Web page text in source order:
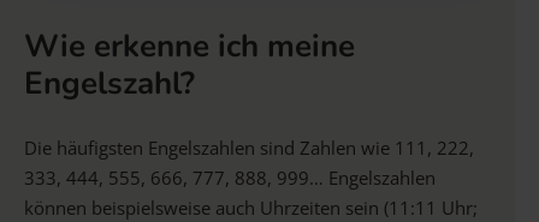
Wie erkenne ich meine
Engelszahl?
Die häufigsten Engelszahlen sind Zahlen wie 111, 222,
333, 444, 555, 666, 777, 888, 999… Engelszahlen
können beispielsweise auch Uhrzeiten sein (11:11 Uhr;